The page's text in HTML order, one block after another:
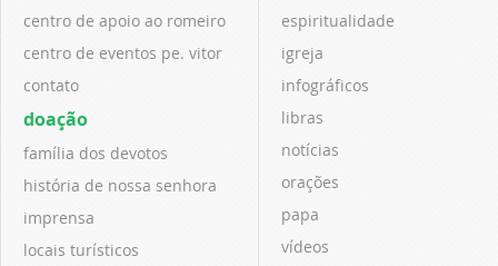
centro de apoio ao romeiro
centro de eventos pe. vitor
contato
doação
família dos devotos
história de nossa senhora
imprensa
locais turísticos
espiritualidade
igreja
infográficos
libras
notícias
orações
papa
vídeos